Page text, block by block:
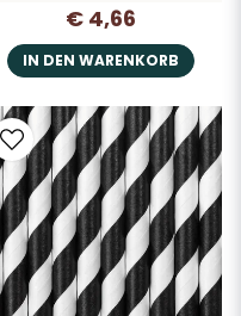
€ 4,66
IN DEN WARENKORB